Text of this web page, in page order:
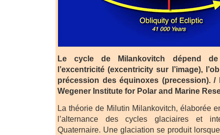
Le cycle de Milankovitch dépend
l’excentricité (excentricity sur l’image),
précession des équinoxes (precession). /
Wegener Institute for Polar and Marine
La théorie de Milutin Milankovitch, élaborée
l’alternance des cycles glaciaires et
Quaternaire. Une glaciation se produit